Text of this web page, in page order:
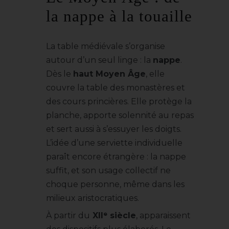
la nappe à la touaille
La table médiévale s’organise
autour d’un seul linge : la nappe.
Dès le haut Moyen Âge, elle
couvre la table des monastères et
des cours princières. Elle protège la
planche, apporte solennité au repas
et sert aussi à s’essuyer les doigts.
L’idée d’une serviette individuelle
paraît encore étrangère : la nappe
suffit, et son usage collectif ne
choque personne, même dans les
milieux aristocratiques.
À partir du XIIᵉ siècle, apparaissent